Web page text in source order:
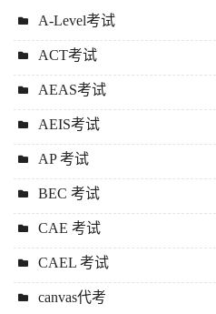
A-Level考试
ACT考试
AEAS考试
AEIS考试
AP 考试
BEC 考试
CAE 考试
CAEL 考试
canvas代考